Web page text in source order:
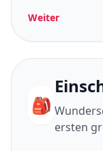
Weiter
🎒
ersten